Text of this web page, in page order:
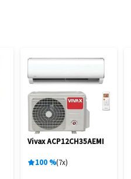
Vivax ACP12CH35AEMI
100 % 7x